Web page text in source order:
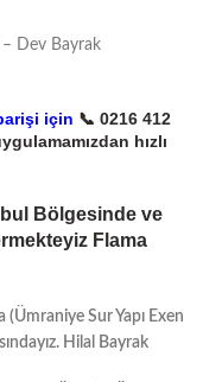
Dev Bayrak
için 📞 0216 412
hızlı
Bölgesinde ve
Flama
(Ümraniye Sur Yapı Exen
Hilal Bayrak